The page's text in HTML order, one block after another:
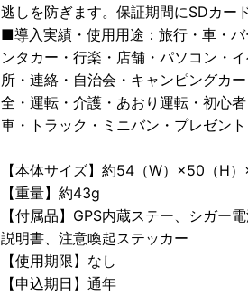
逃しを防ぎます。保証期間にSDカー
■導入実績・使用用途：旅行・車・
ンタカー・行楽・店舗・パソコン・
所・連絡・自治会・キャンピングカ
全・運転・介護・あおり運転・初心
車・トラック・ミニバン・プレゼン
【本体サイズ】約54（W）×50（H
【重量】約43g
【付属品】GPS内蔵ステー、シガー
説明書、注意喚起ステッカー
【使用期限】なし
【申込期日】通年